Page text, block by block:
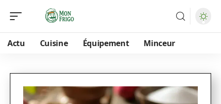
Actu Cuisine Équipement Minceur